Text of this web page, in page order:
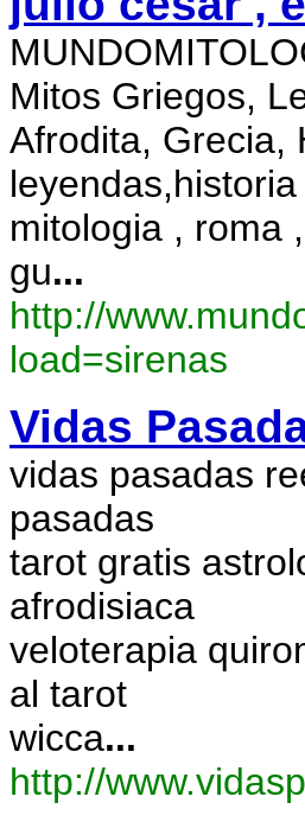
Mitos Griegos,
Afrodita, Grecia,
mitologia , roma
gu...
http://
load=sirenas
Vidas
vidas pasadas
pasadas
tarot gratis
afrodisiaca
veloterapia
al tarot
wicca...
http://